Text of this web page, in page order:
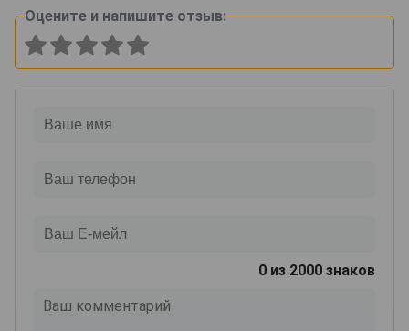
Оцените и напишите отзыв:
0 из 2000 знаков